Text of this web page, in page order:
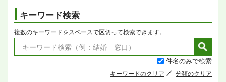
キーワード検索
複数のキーワードをスペースで区切って検索できます。
件名のみで検索
キーワードのクリア 分類のクリア